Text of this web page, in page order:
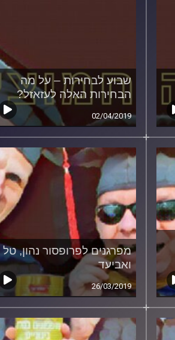
שבוע לבחירות – על מה
הבחירות האלה לעזאזל?
02/04/2019
מפרגנים לפרופסור נהון, טל
ואביעד
26/03/2019